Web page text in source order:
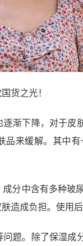
货之光！
渐下降，对于皮
品来缓解。其中
分中含有多种玻
造成负担。使用
题。除了保湿成